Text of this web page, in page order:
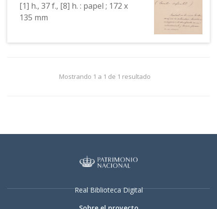
[1] h., 37 f., [8] h. : papel ; 172 x
135 mm
Mostrando 1 a 1 de 1 resultado
Real Biblioteca Digital